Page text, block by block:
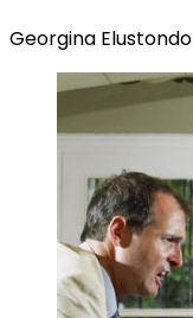
Georgina Elustondo